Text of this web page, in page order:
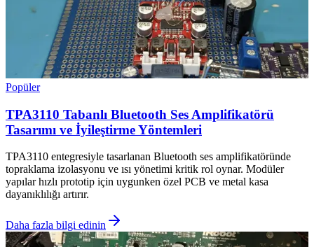
Popüler
TPA3110 Tabanlı Bluetooth Ses Amplifikatörü
Tasarımı ve İyileştirme Yöntemleri
TPA3110 entegresiyle tasarlanan Bluetooth ses amplifikatöründe
topraklama izolasyonu ve ısı yönetimi kritik rol oynar. Modüler
yapılar hızlı prototip için uygunken özel PCB ve metal kasa
dayanıklılığı artırır.
Daha fazla bilgi edinin